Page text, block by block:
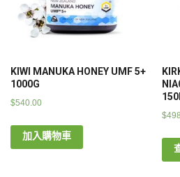
KIWI MANUKA HONEY UMF 5+
1000G
$540.00
加入購物車
$